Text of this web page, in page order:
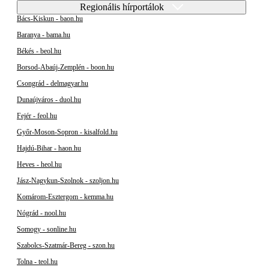
Regionális hírportálok
Bács-Kiskun - baon.hu
Baranya - bama.hu
Békés - beol.hu
Borsod-Abaúj-Zemplén - boon.hu
Csongrád - delmagyar.hu
Dunaújváros - duol.hu
Fejér - feol.hu
Győr-Moson-Sopron - kisalfold.hu
Hajdú-Bihar - haon.hu
Heves - heol.hu
Jász-Nagykun-Szolnok - szoljon.hu
Komárom-Esztergom - kemma.hu
Nógrád - nool.hu
Somogy - sonline.hu
Szabolcs-Szatmár-Bereg - szon.hu
Tolna - teol.hu